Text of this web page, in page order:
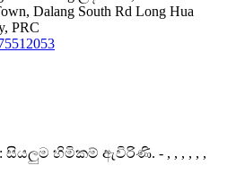
Dalang South Rd Long Hua
PRC
: සියලුම හිමිකම් ඇවිරිණි. - , , , , , ,